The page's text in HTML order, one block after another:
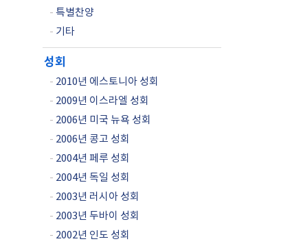
- 특별찬양
- 기타
성회
- 2010년 에스토니아 성회
- 2009년 이스라엘 성회
- 2006년 미국 뉴욕 성회
- 2006년 콩고 성회
- 2004년 페루 성회
- 2004년 독일 성회
- 2003년 러시아 성회
- 2003년 두바이 성회
- 2002년 인도 성회